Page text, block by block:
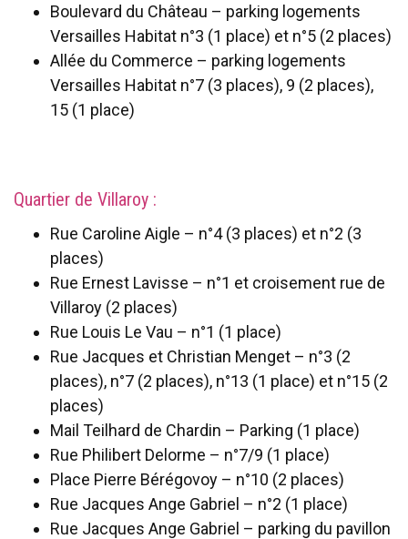
Boulevard du Château – parking logements
Versailles Habitat n°3 (1 place) et n°5 (2 places)
Allée du Commerce – parking logements
Versailles Habitat n°7 (3 places), 9 (2 places),
15 (1 place)
Quartier de Villaroy :
Rue Caroline Aigle – n°4 (3 places) et n°2 (3
places)
Rue Ernest Lavisse – n°1 et croisement rue de
Villaroy (2 places)
Rue Louis Le Vau – n°1 (1 place)
Rue Jacques et Christian Menget – n°3 (2
places), n°7 (2 places), n°13 (1 place) et n°15 (2
places)
Mail Teilhard de Chardin – Parking (1 place)
Rue Philibert Delorme – n°7/9 (1 place)
Place Pierre Bérégovoy – n°10 (2 places)
Rue Jacques Ange Gabriel – n°2 (1 place)
Rue Jacques Ange Gabriel – parking du pavillon